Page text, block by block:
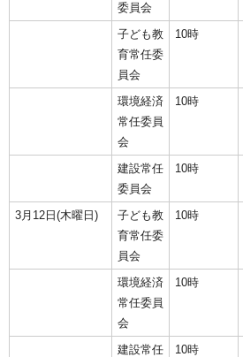
委員会
子ども教
育常任委
員会
10時
環境経済
常任委員
会
10時
建設常任
委員会
10時
3月12日(木曜日)
子ども教
育常任委
員会
10時
環境経済
常任委員
会
10時
建設常任
10時